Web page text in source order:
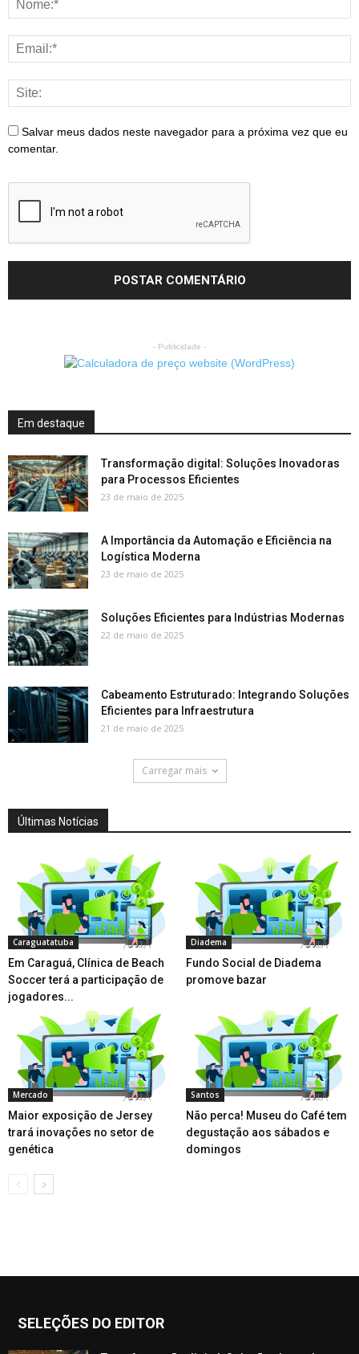
Salvar meus dados neste navegador para a próxima vez que eu
comentar.
- Publicidade -
Em destaque
Transformação digital: Soluções Inovadoras
para Processos Eficientes
23 de maio de 2025
A Importância da Automação e Eficiência na
Logística Moderna
23 de maio de 2025
Soluções Eficientes para Indústrias Modernas
22 de maio de 2025
Cabeamento Estruturado: Integrando Soluções
Eficientes para Infraestrutura
21 de maio de 2025
Carregar mais
Últimas Notícias
Caraguatatuba
Em Caraguá, Clínica de Beach
Soccer terá a participação de
jogadores...
Diadema
Fundo Social de Diadema
promove bazar
Mercado
Maior exposição de Jersey
trará inovações no setor de
genética
Santos
Não perca! Museu do Café tem
degustação aos sábados e
domingos
SELEÇÕES DO EDITOR